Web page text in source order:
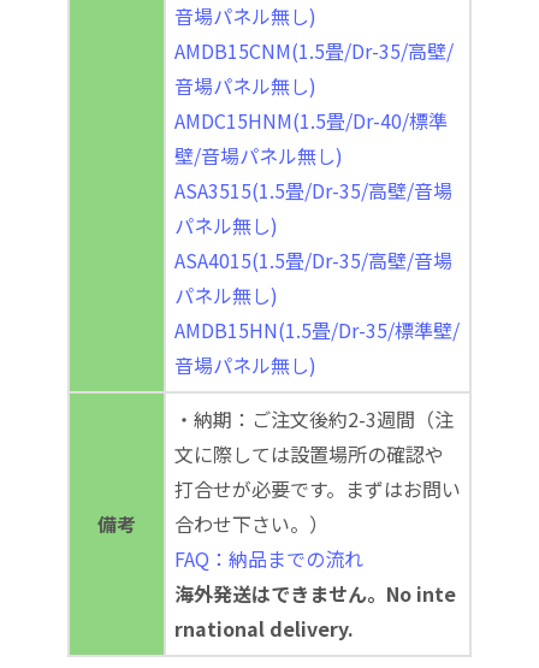
音場パネル無し)
AMDB15CNM(1.5畳/Dr-35/高壁/
音場パネル無し)
AMDC15HNM(1.5畳/Dr-40/標準
壁/音場パネル無し)
ASA3515(1.5畳/Dr-35/高壁/音場
パネル無し)
ASA4015(1.5畳/Dr-35/高壁/音場
パネル無し)
AMDB15HN(1.5畳/Dr-35/標準壁/
音場パネル無し)
備考
・納期：ご注文後約2-3週間（注
文に際しては設置場所の確認や
打合せが必要です。まずはお問い
合わせ下さい。）
FAQ：納品までの流れ
海外発送はできません。No inte
rnational delivery.